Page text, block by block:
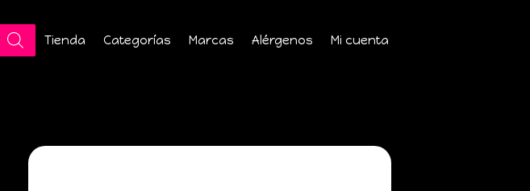
Tienda Categorías Marcas Alérgenos Mi cuenta